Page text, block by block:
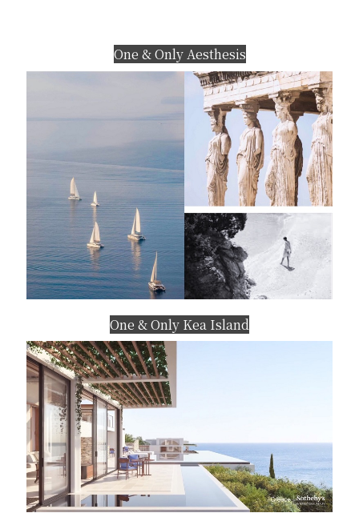
One & Only Aesthesis
One & Only Kea Island